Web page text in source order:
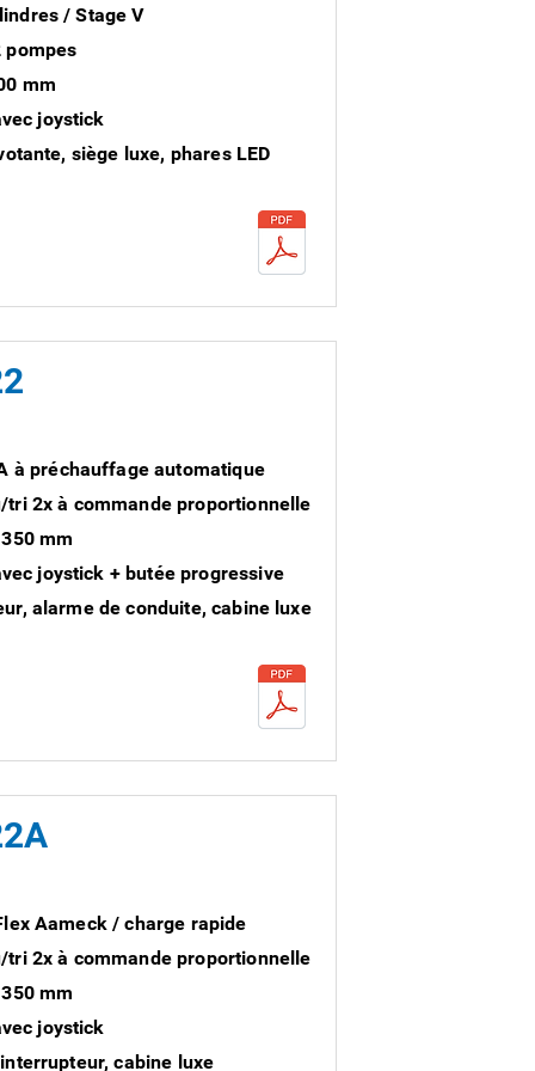
/ Stage V
pompes
mm
joystick
siège luxe, phares LED
à préchauffage automatique
2x à commande proportionnelle
mm
joystick + butée progressive
alarme de conduite, cabine luxe
Aameck / charge rapide
2x à commande proportionnelle
mm
joystick
cabine luxe